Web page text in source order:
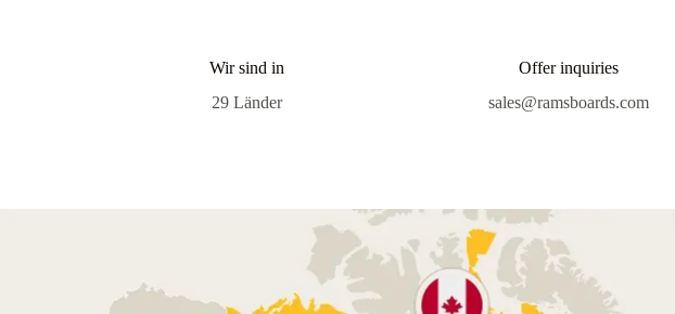
Wir sind in
29 Länder
Offer inquiries
sales@ramsboards.com